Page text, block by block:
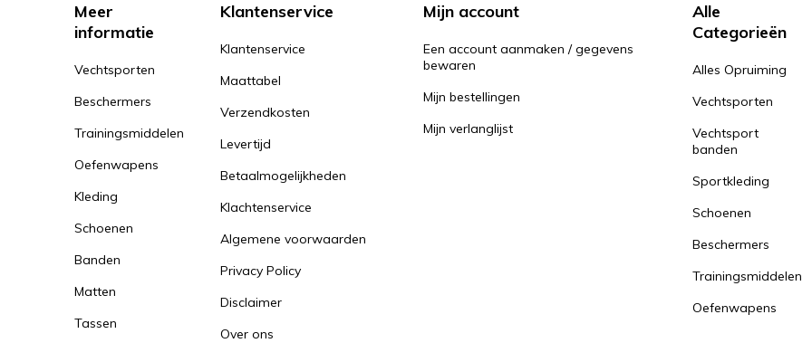
Meer
informatie
Vechtsporten
Beschermers
Trainingsmiddelen
Oefenwapens
Kleding
Schoenen
Banden
Matten
Tassen
Klantenservice
Klantenservice
Maattabel
Verzendkosten
Levertijd
Betaalmogelijkheden
Klachtenservice
Algemene voorwaarden
Privacy Policy
Disclaimer
Over ons
Mijn account
Een account aanmaken / gegevens
bewaren
Mijn bestellingen
Mijn verlanglijst
Alle
Categorieën
Alles Opruiming
Vechtsporten
Vechtsport
banden
Sportkleding
Schoenen
Beschermers
Trainingsmiddelen
Oefenwapens